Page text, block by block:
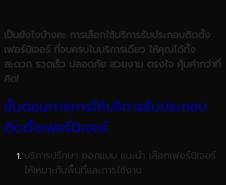
เป็นยังไงบ้างคะ การเลือกใช้บริการรับประกอบติดตั้ง
เฟอร์นิเจอร์ ที่จบครบในบริการเดียว ให้คุณได้ทั้ง
สะดวก รวดเร็ว ปลอดภัย สวยงาม ตรงใจ คุ้มค่ากว่าที่
คิด!
ขั้นตอนการการให้บริการรับประกอบ
ติดตั้งเฟอร์นิเจอร์
บริการปรึกษา ออกแบบ แนะนำ เลือกเฟอร์นิเจอร์
ให้เหมาะกับพื้นที่และการใช้งาน